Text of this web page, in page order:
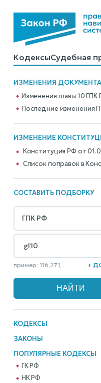
КодексыСудебная
Калькуляторы
ИЗМЕНЕНИЯ ДОКУМЕНТА
Изменения главы 10 ГПК
Последние изменения
ИЗМЕНЕНИЕ
Конституция РФ от
Cписок поправок в
СОСТАВИТЬ ПОДБОРКУ
пример: 116,271,... +
КОДЕКСЫ
ЗАКОНЫ
ПОПУЛЯРНЫЕ КОДЕКСЫ
ГК РФ
НК РФ